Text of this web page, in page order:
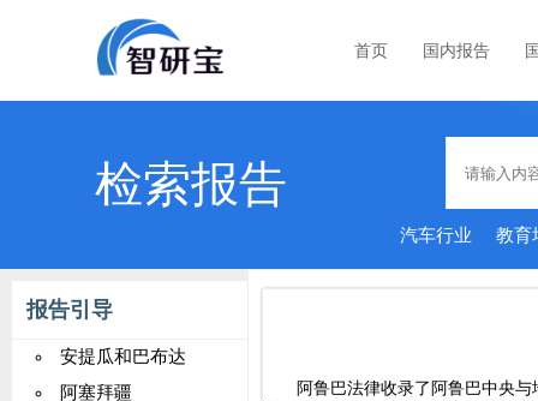
首页 国内报告
检索报告
汽车行业 教育
品行业
报告引导
安提瓜和巴布达
阿塞拜疆
阿鲁巴法律收录了阿鲁巴中央